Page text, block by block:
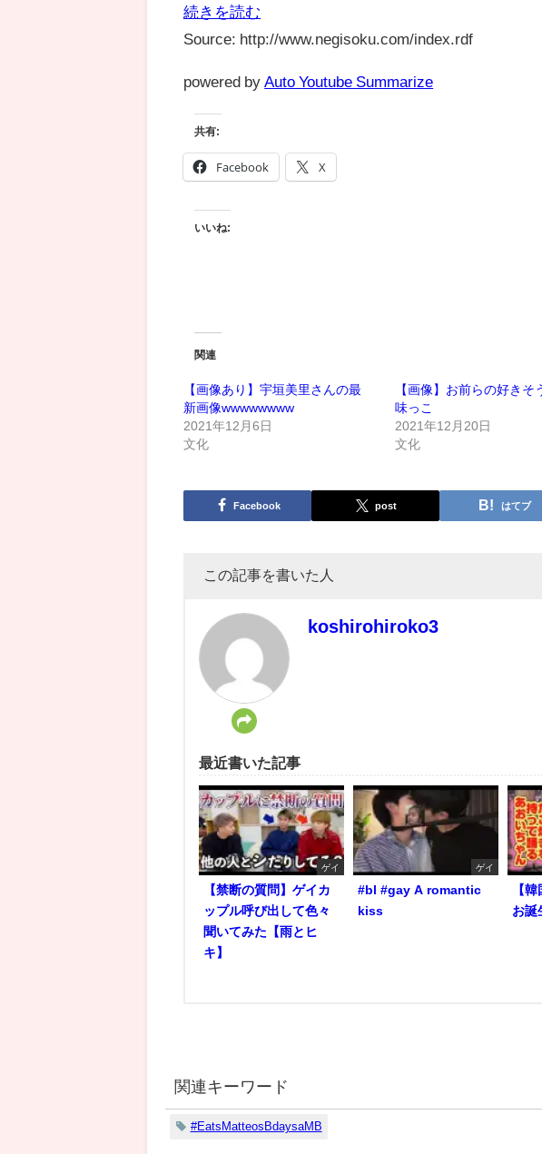
続きを読む
Source: http://www.negisoku.com/index.rdf
powered by Auto Youtube Summarize
共有:
Facebook X
いいね:
関連
【画像あり】宇垣美里さんの最
新画像wwwwwwww
2021年12月6日
文化
【画像】お前らの好きそ
味っこ
2021年12月20日
文化
Facebook post はてブ
この記事を書いた人
koshirohiroko3
最近書いた記事
ゲイ
【禁断の質問】ゲイカ
ップル呼び出して色々
聞いてみた【雨とヒ
キ】
ゲイ
#bl #gay A romantic
kiss
【
お
関連キーワード
#EatsMatteosBdaysaMB